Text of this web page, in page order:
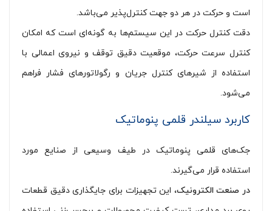
است و حرکت در هر دو جهت کنترل‌پذیر می‌باشد.
دقت کنترل حرکت در این سیستم‌ها به گونه‌ای است که امکان
کنترل سرعت حرکت، موقعیت دقیق توقف و نیروی اعمالی با
استفاده از شیرهای کنترل جریان و رگولاتورهای فشار فراهم
می‌شود.
کاربرد سیلندر قلمی پنوماتیک
جک‌های قلمی پنوماتیک در طیف وسیعی از صنایع مورد
استفاده قرار می‌گیرند.
در صنعت الکترونیک، این تجهیزات برای جایگذاری دقیق قطعات